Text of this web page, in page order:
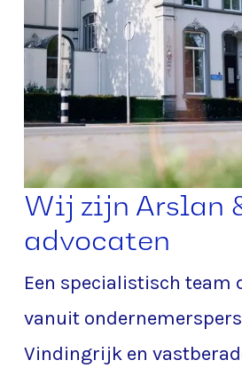
Wij zijn Arslan
advocaten
Een specialistisch team
vanuit
Vindingrijk en